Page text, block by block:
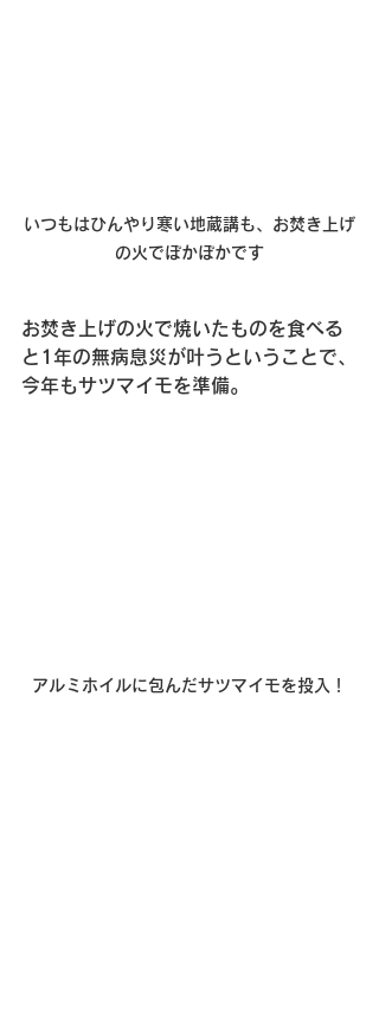
いつもはひんやり寒い地蔵講も、お焚き上げ
の火でぽかぽかです
お焚き上げの火で焼いたものを食べる
と1年の無病息災が叶うということで、
今年もサツマイモを準備。
アルミホイルに包んだサツマイモを投入！